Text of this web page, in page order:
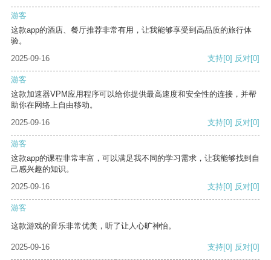
游客
这款app的酒店、餐厅推荐非常有用，让我能够享受到高品质的旅行体
验。
2025-09-16
支持[0] 反对[0]
游客
这款加速器VPM应用程序可以给你提供最高速度和安全性的连接，并帮
助你在网络上自由移动。
2025-09-16
支持[0] 反对[0]
游客
这款app的课程非常丰富，可以满足我不同的学习需求，让我能够找到自
己感兴趣的知识。
2025-09-16
支持[0] 反对[0]
游客
这款游戏的音乐非常优美，听了让人心旷神怡。
2025-09-16 支持[0] 反对[0]